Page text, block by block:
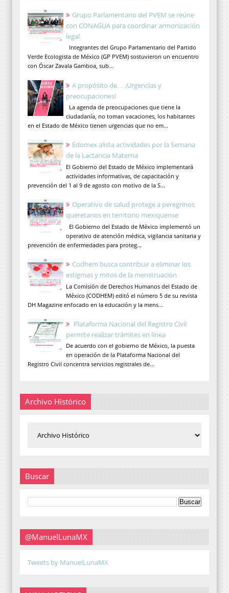
Grupo Parlamentario del PVEM se reúne
con CONAGUA para coordinar armonización
legal
Integrantes del Grupo Parlamentario del Partido
Verde Ecologista de México (GP PVEM) sostuvieron un encuentro
con Óscar Zavala Gamboa, sub...
A propósito de… ¡Urgencias y
preocupaciones!
La agenda de preocupaciones que tiene la
ciudadanía, no toman vacaciones, los habitantes
en el Estado de México tienen urgencias que no em...
Edomex alista actividades por la Semana
de la Lactancia Materna
El Gobierno del Estado de México implementará
actividades informativas, de capacitación y
prevención del 1 al 9 de agosto con motivo de la S...
Operativo de salud protege a peregrinos
queretanos en territorio mexiquense
El Gobierno del Estado de México implementó un
operativo de atención médica, vigilancia sanitaria y
prevención de enfermedades para proteg...
Codhem busca contribuir a eliminar los
estigmas y mitos de la menstruación
La Comisión de Derechos Humanos del Estado de
México (CODHEM) editó el número 5 de su revista
DH Magazine enfocado en la educación y la mens...
Plataforma Nacional del Registro Civil
permite realizar trámites en línea
De acuerdo con el gobierno de México, la puesta
en operación de la Plataforma Nacional del
Registro Civil concentra servicios registrales de...
Archivo Histórico
Buscar
@ManuelLunaMX
Tweets by ManuelLunaMX